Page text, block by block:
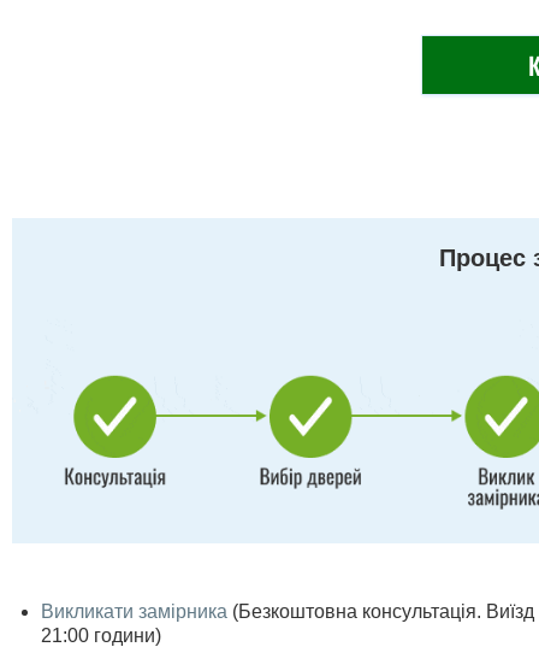
Процес
Викликати замірника (Безкоштовна консультація.
21:00 години)